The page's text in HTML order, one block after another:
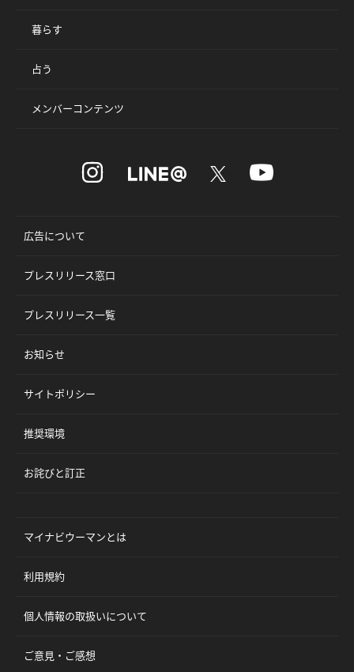
暮らす
占う
メンバーコンテンツ
広告について
プレスリリース窓口
プレスリリース一覧
お知らせ
サイトポリシー
推奨環境
お詫びと訂正
マイナビウーマンとは
利用規約
個人情報の取扱いについて
ご意見・ご感想